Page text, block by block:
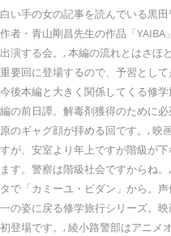
白い手の女の記事を読んでいる黒
作者・青山剛昌先生の作品「
出演する会。, 本編の流れとはさほ
重要回に登場するので、予習として
今後本編と大きく関係してくる修
編の前日譚。解毒剤獲得のために
原のギャグ顔が拝める回です。, 映
すが、安室より年上ですが階級が
ます。警察は階級社会ですからね
タで「カミーユ・ビダン」から。
一の姿に戻る修学旅行シリーズ。
初登場です。, 綾小路警部はアニメ